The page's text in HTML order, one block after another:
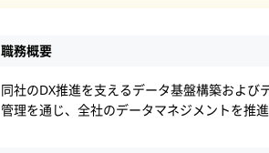
職務概要
同社のDX推進を支えるデータ基盤構築およ
管理を通じ、全社のデータマネジメントを推進